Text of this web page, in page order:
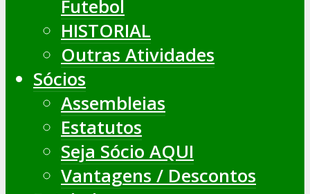
Futebol
HISTORIAL
Outras Atividades
Sócios
Assembleias
Estatutos
Seja Sócio AQUI
Vantagens / Descontos